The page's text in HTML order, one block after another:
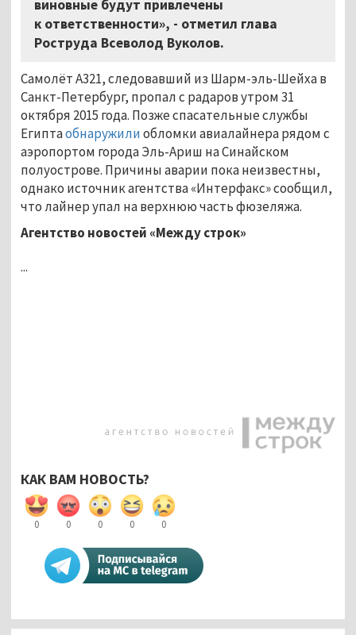
виновные будут привлечены
к ответственности», - отметил глава
Роструда Всеволод Вуколов.
Самолёт A321, следовавший из Шарм-эль-Шейха в
Санкт-Петербург, пропал с радаров утром 31
октября 2015 года. Позже спасательные службы
Египтаобнаружилиобломки авиалайнера рядом с
аэропортом города Эль-Ариш на Синайском
полуострове. Причины аварии пока неизвестны,
однако источник агентства «Интерфакс» сообщил,
что лайнер упал на верхнюю часть фюзеляжа.
Агентство новостей «Между строк»
...
КАК ВАМ НОВОСТЬ?
0 0 0 0 0